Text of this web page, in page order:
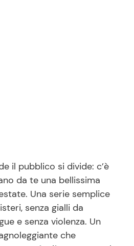
il pubblico si divide: c’è
da te una bellissima
Una serie semplice
senza gialli da
e senza violenza. Un
che